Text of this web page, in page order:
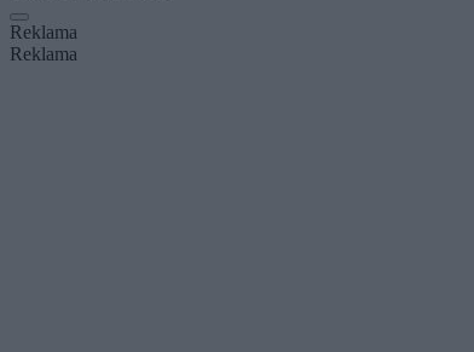
Reklama
Reklama